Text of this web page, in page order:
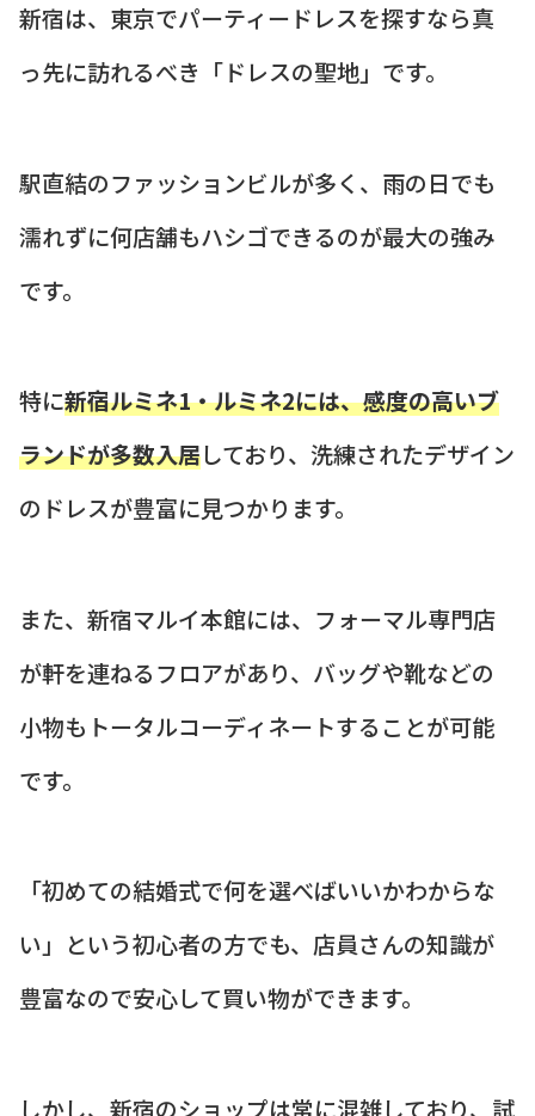
新宿は、東京でパーティードレスを探すなら真
っ先に訪れるべき「ドレスの聖地」です。
駅直結のファッションビルが多く、雨の日でも
濡れずに何店舗もハシゴできるのが最大の強み
です。
特に新宿ルミネ1・ルミネ2には、感度の高いブ
ランドが多数入居しており、洗練されたデザイン
のドレスが豊富に見つかります。
また、新宿マルイ本館には、フォーマル専門店
が軒を連ねるフロアがあり、バッグや靴などの
小物もトータルコーディネートすることが可能
です。
「初めての結婚式で何を選べばいいかわからな
い」という初心者の方でも、店員さんの知識が
豊富なので安心して買い物ができます。
しかし、新宿のショップは常に混雑しており、試